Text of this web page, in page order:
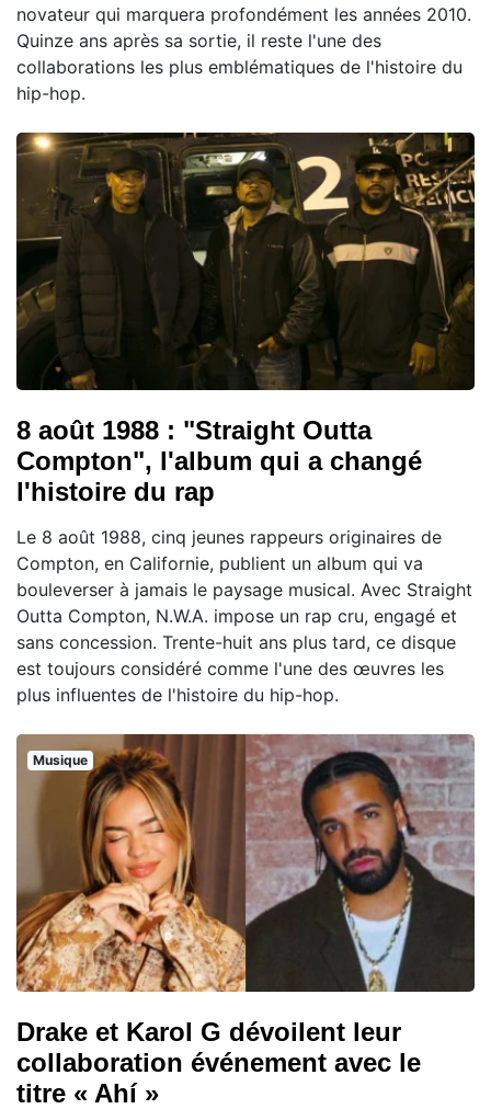
novateur qui marquera profondément les années 2010.
Quinze ans après sa sortie, il reste l'une des
collaborations les plus emblématiques de l'histoire du
hip-hop.
8 août 1988 : "Straight Outta
Compton", l'album qui a changé
l'histoire du rap
Le 8 août 1988, cinq jeunes rappeurs originaires de
Compton, en Californie, publient un album qui va
bouleverser à jamais le paysage musical. Avec Straight
Outta Compton, N.W.A. impose un rap cru, engagé et
sans concession. Trente-huit ans plus tard, ce disque
est toujours considéré comme l'une des œuvres les
plus influentes de l'histoire du hip-hop.
Musique
Drake et Karol G dévoilent leur
collaboration événement avec le
titre « Ahí »